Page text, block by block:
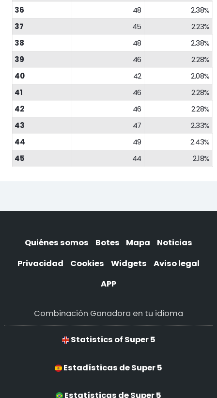
36
48
2.38%
37
45
2.23%
38
48
2.38%
39
46
2.28%
40
42
2.08%
41
46
2.28%
42
46
2.28%
43
47
2.33%
44
49
2.43%
45
44 2.18%
Quiénes somos Botes Mapa
Noticias
Privacidad
Cookies Widgets
Aviso legal
APP
Combinación Ganadora en tu idioma
Statistics of Super 5
Estadísticas de Super 5
Estatísticas de Super 5